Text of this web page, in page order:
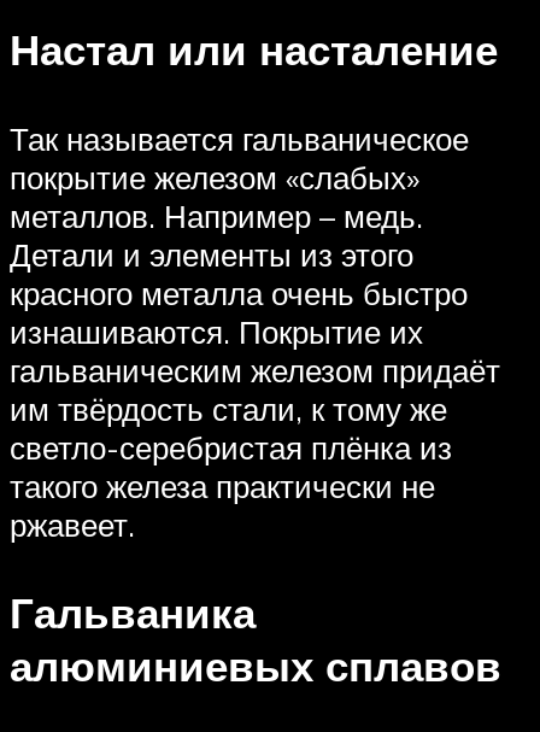
Настал или насталение
Так называется гальваническое
покрытие железом «слабых»
металлов. Например – медь.
Детали и элементы из этого
красного металла очень быстро
изнашиваются. Покрытие их
гальваническим железом придаёт
им твёрдость стали, к тому же
светло-серебристая плёнка из
такого железа практически не
ржавеет.
Гальваника
алюминиевых сплавов